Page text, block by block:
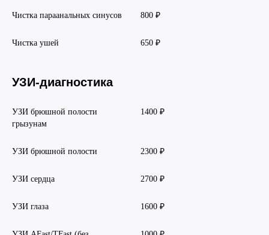
Чистка параанальных синусов 800 ₽
Чистка ушей 650 ₽
УЗИ-диагностика
УЗИ брюшной полости
грызунам
1400 ₽
УЗИ брюшной полости 2300 ₽
УЗИ сердца 2700 ₽
УЗИ глаза 1600 ₽